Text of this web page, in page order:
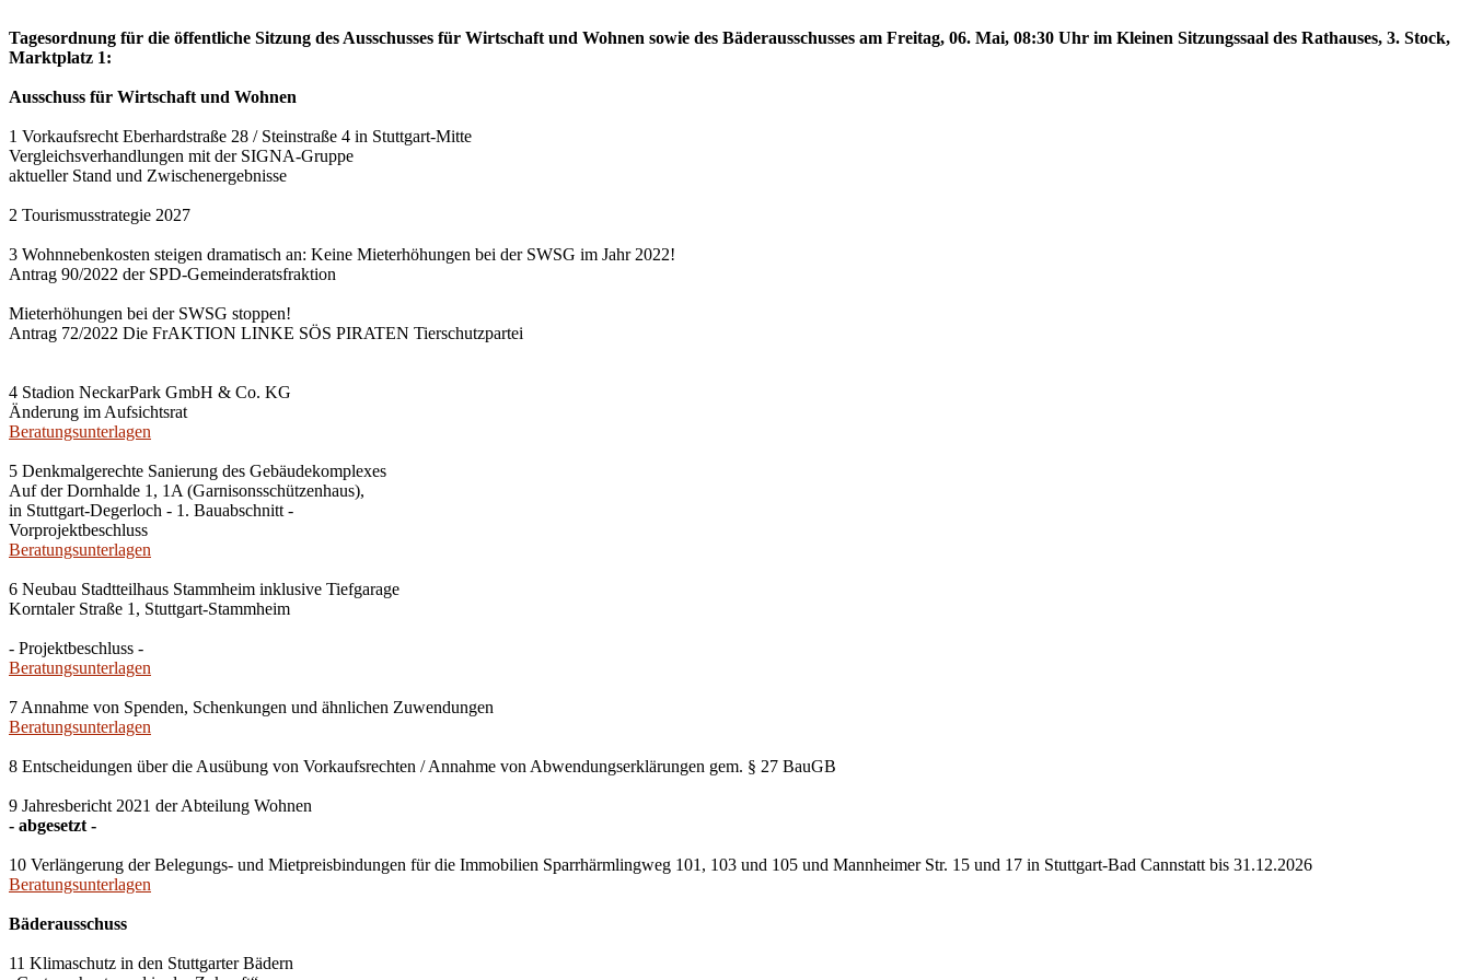
Tagesordnung für die öffentliche Sitzung des Ausschusses für Wirtschaft und Wohnen sowie des Bäderausschusses am Freitag, 06. Mai, 08:30 Uhr im Kleinen Sitzungssaal des Rathauses, 3. Stock,
Marktplatz 1:
Ausschuss für Wirtschaft und Wohnen
1 Vorkaufsrecht Eberhardstraße 28 / Steinstraße 4 in Stuttgart-Mitte
Vergleichsverhandlungen mit der SIGNA-Gruppe
aktueller Stand und Zwischenergebnisse
2 Tourismusstrategie 2027
3 Wohnnebenkosten steigen dramatisch an: Keine Mieterhöhungen bei der SWSG im Jahr 2022!
Antrag 90/2022 der SPD-Gemeinderatsfraktion
Mieterhöhungen bei der SWSG stoppen!
Antrag 72/2022 Die FrAKTION LINKE SÖS PIRATEN Tierschutzpartei
4 Stadion NeckarPark GmbH & Co. KG
Änderung im Aufsichtsrat
Beratungsunterlagen
5 Denkmalgerechte Sanierung des Gebäudekomplexes
Auf der Dornhalde 1, 1A (Garnisonsschützenhaus),
in Stuttgart-Degerloch - 1. Bauabschnitt -
Vorprojektbeschluss
Beratungsunterlagen
6 Neubau Stadtteilhaus Stammheim inklusive Tiefgarage
Korntaler Straße 1, Stuttgart-Stammheim
- Projektbeschluss -
Beratungsunterlagen
7 Annahme von Spenden, Schenkungen und ähnlichen Zuwendungen
Beratungsunterlagen
8 Entscheidungen über die Ausübung von Vorkaufsrechten / Annahme von Abwendungserklärungen gem. § 27 BauGB
9 Jahresbericht 2021 der Abteilung Wohnen
- abgesetzt -
10 Verlängerung der Belegungs- und Mietpreisbindungen für die Immobilien Sparrhärmlingweg 101, 103 und 105 und Mannheimer Str. 15 und 17 in Stuttgart-Bad Cannstatt bis 31.12.2026
Beratungsunterlagen
Bäderausschuss
11 Klimaschutz in den Stuttgarter Bädern